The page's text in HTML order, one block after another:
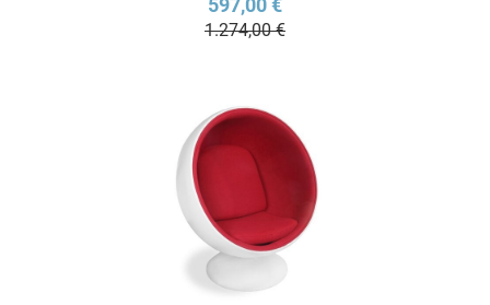
597,00 €
1.274,00 €